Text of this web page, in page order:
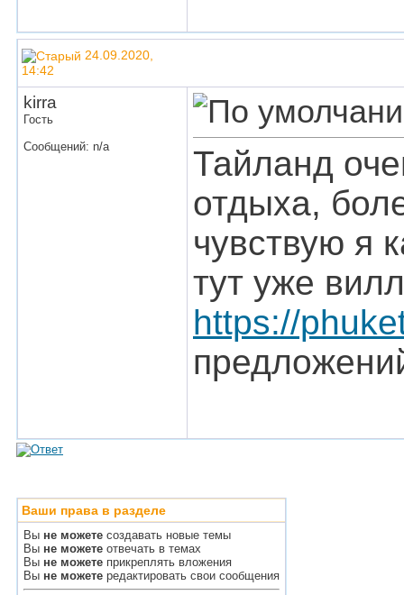
24.09.2020,
14:42
kirra
Гость
Сообщений: n/a
Тайланд
отдыха,
чувствую я
тут уже
https://
Ваши права в разделе
Вы не можете создавать новые темы
Вы не можете отвечать в темах
Вы не можете прикреплять вложения
Вы не можете редактировать свои сообщения